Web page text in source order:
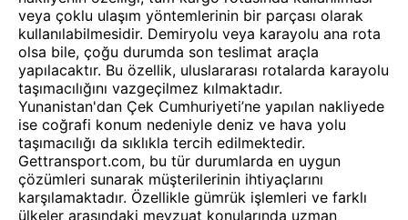
veya çoklu ulaşım yöntemlerinin bir parçası olarak
kullanılabilmesidir. Demiryolu veya karayolu ana rota
olsa bile, çoğu durumda son teslimat araçla
yapılacaktır. Bu özellik, uluslararası rotalarda karayolu
taşımacılığını vazgeçilmez kılmaktadır.
Yunanistan'dan Çek Cumhuriyeti’ne yapılan nakliyede
ise coğrafi konum nedeniyle deniz ve hava yolu
taşımacılığı da sıklıkla tercih edilmektedir.
Gettransport.com, bu tür durumlarda en uygun
çözümleri sunarak müşterilerinin ihtiyaçlarını
karşılamaktadır. Özellikle gümrük işlemleri ve farklı
ülkeler arasındaki mevzuat konularında uzman